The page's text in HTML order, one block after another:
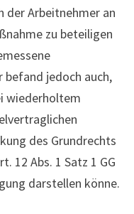
der Arbeitnehmer an
zu beteiligen
befand jedoch auch,
wiederholtem
des Grund­rechts
12 Abs. 1 Satz 1 GG
darstellen könne.